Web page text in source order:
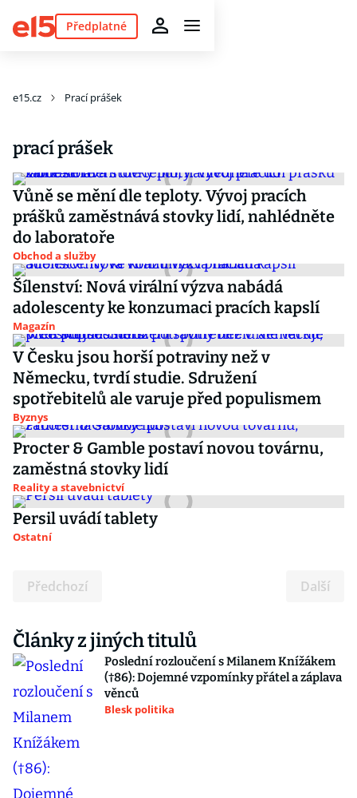
Předplatné
e15.cz Prací prášek
prací prášek
Vůně se mění dle teploty. Vývoj pracích
prášků zaměstnává stovky lidí, nahlédněte
do laboratoře
Obchod a služby
Šílenství: Nová virální výzva nabádá
adolescenty ke konzumaci pracích kapslí
Magazín
V Česku jsou horší potraviny než v
Německu, tvrdí studie. Sdružení
spotřebitelů ale varuje před populismem
Byznys
Procter & Gamble postaví novou továrnu,
zaměstná stovky lidí
Reality a stavebnictví
Persil uvádí tablety
Ostatní
Předchozí Další
Články z jiných titulů
Poslední rozloučení s Milanem Knížákem
(†86): Dojemné vzpomínky přátel a záplava
věnců
Blesk politika